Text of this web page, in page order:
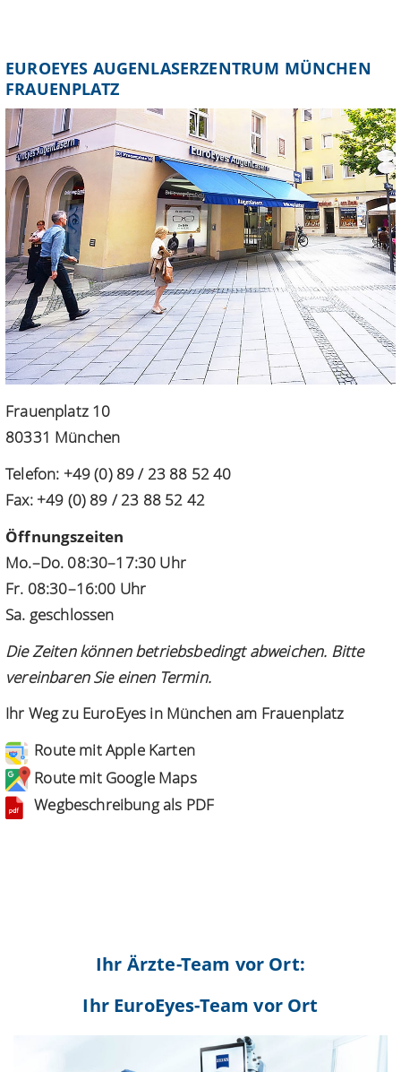
EUROEYES AUGENLASERZENTRUM MÜNCHEN
FRAUENPLATZ
Frauenplatz 10
80331 München
Telefon: +49 (0) 89 / 23 88 52 40
Fax: +49 (0) 89 / 23 88 52 42
Öffnungszeiten
Mo.–Do. 08:30–17:30 Uhr
Fr. 08:30–16:00 Uhr
Sa. geschlossen
Die Zeiten können betriebsbedingt abweichen. Bitte
vereinbaren Sie einen Termin.
Ihr Weg zu EuroEyes in München am Frauenplatz
Route mit Apple Karten
Route mit Google Maps
Wegbeschreibung als PDF
Ihr Ärzte-Team vor Ort:
Ihr EuroEyes-Team vor Ort